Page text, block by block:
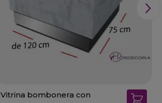
Vitrina bombonera con